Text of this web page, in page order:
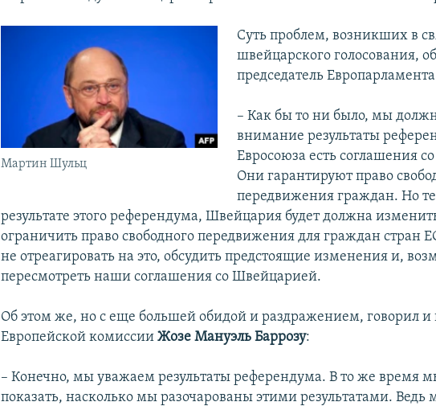
Мартин Шульц
Суть проблем, возникших в
швейцарского голосования,
председатель Европарламента
– Как бы то ни было, мы
внимание результаты
Евросоюза есть соглашения
Они гарантируют право
передвижения граждан. Но
результате этого референдума, Швейцария будет должна
ограничить право свободного передвижения для граждан
не отреагировать на это, обсудить предстоящие изменения и,
пересмотреть наши соглашения со Швейцарией.
Об этом же, но с еще большей обидой и раздражением, говорил и
Европейской комиссииЖозе Мануэль Баррозу:
– Конечно, мы уважаем результаты референдума. В то же время
показать, насколько мы разочарованы этими результатами. Ведь